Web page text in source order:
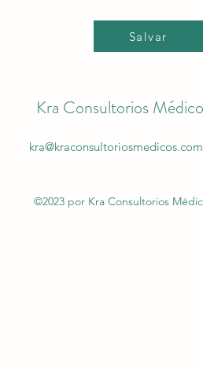
Salvar
Kra Consultorios
©2023 por Kra Consultorios